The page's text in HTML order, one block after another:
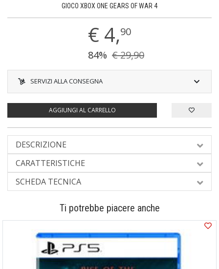
GIOCO XBOX ONE GEARS OF WAR 4
€ 4,90
84% € 29,90
SERVIZI ALLA CONSEGNA
AGGIUNGI AL CARRELLO
DESCRIZIONE
CARATTERISTICHE
SCHEDA TECNICA
Ti potrebbe piacere anche